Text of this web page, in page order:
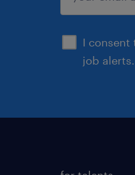
I
job alerts.
submit